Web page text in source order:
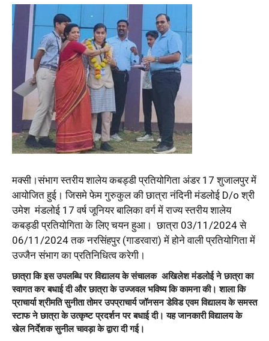
मक्सी।संभाग स्तरीय शालेय कबड्डी प्रतियोगिता अंडर 17 शुजालपुर में
आयोजित हुई। जिसमे फेम गुरुकुल की छात्रा नंदिनी मंडलोई D/o श्री
उमेश मंडलोई 17 वर्ष जूनियर बालिका वर्ग में राज्य स्तरीय शालेय
कबड्डी प्रतियोगिता के लिए चयन हुआ। छात्रा 03/11/2024 से
06/11/2024 तक नरसिंहपुर (गाडरवारा) में होने वाली प्रतियोगिता में
उज्जैन संभाग का प्रतिनिधित्व करेगी।
छात्रा कि इस उपलब्धि पर विद्यालय के संचालक अखिलेश मंडलोई ने छात्रा का
स्वागत कर बधाई दी और छात्रा के उज्जवल भविष्य कि कामना की। शाला कि
प्राचार्या श्रीमति सुनीता तोमर उपप्राचार्य जॉनसन डेविड एवम विद्यालय के समस्त
स्टाफ ने छात्रा के उत्कृष्ट प्रदर्शन पर बधाई दी। यह जानकारी विद्यालय के
खेल निर्देशक सुनील चावड़ा के द्वारा दी गई।